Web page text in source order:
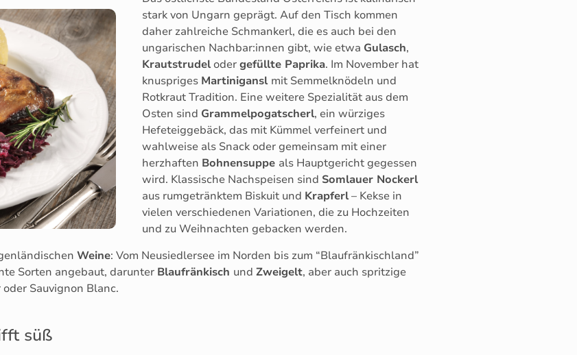
stark von Ungarn geprägt. Auf den Tisch kommen
daher zahlreiche Schmankerl, die es auch bei den
ungarischen Nachbar:innen gibt, wie etwa Gulasch,
Krautstrudelodergefüllte Paprika. Im November hat
knuspriges Martinigansl mit Semmelknödeln und
Rotkraut Tradition. Eine weitere Spezialität aus dem
Osten sind Grammelpogatscherl, ein würziges
Hefeteiggebäck, das mit Kümmel verfeinert und
wahlweise als Snack oder gemeinsam mit einer
herzhaften Bohnensuppe als Hauptgericht gegessen
wird. Klassische Nachspeisen sind Somlauer Nockerl
aus rumgetränktem Biskuit und Krapferl– Kekse in
vielen verschiedenen Variationen, die zu Hochzeiten
und zu Weihnachten gebacken werden.
Weine: Vom Neusiedlersee im Norden bis zum “Blaufränkischland”
Sorten angebaut, darunter Blaufränkisch und Zweigelt, aber auch spritzige
Sauvignon Blanc.
süß